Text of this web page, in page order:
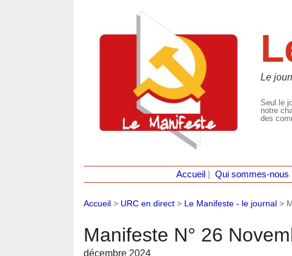
Le
Seul le
notre
des
Accueil Qui sommes-nous
Accueil > URC en direct > Le Manifeste - le journal >
Manifeste N° 26
décembre 2024